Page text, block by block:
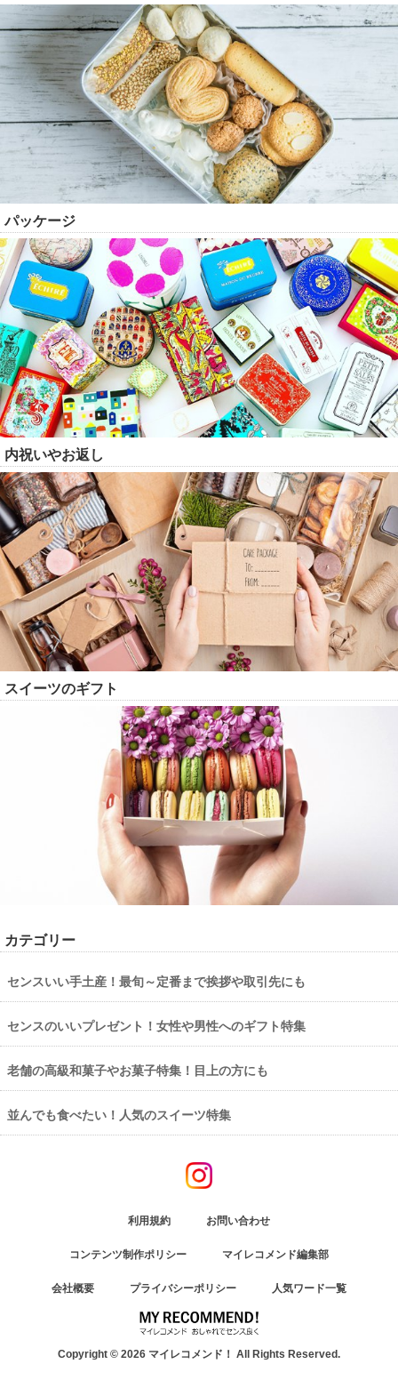
パッケージ
内祝いやお返し
スイーツのギフト
カテゴリー
センスいい手土産！最旬～定番まで挨拶や取引先にも
センスのいいプレゼント！女性や男性へのギフト特集
老舗の高級和菓子やお菓子特集！目上の方にも
並んでも食べたい！人気のスイーツ特集
利用規約 お問い合わせ
コンテンツ制作ポリシー マイレコメンド編集部
会社概要 プライバシーポリシー 人気ワード一覧
Copyright © 2026 マイレコメンド！ All Rights Reserved.